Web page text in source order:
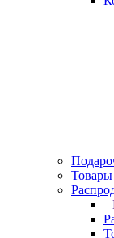
Товары